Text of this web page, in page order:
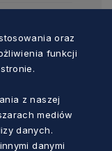
oraz
funkcji
z naszej
mediów
danych.
danymi